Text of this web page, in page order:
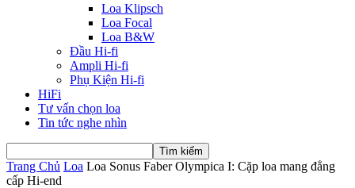
Loa Klipsch
Loa Focal
Loa B&W
Đầu Hi-fi
Ampli Hi-fi
Phụ Kiện Hi-fi
HiFi
Tư vấn chọn loa
Tin tức nghe nhìn
Trang Chủ Loa Loa Sonus Faber Olympica I: Cặp loa mang đẳng
cấp Hi-end